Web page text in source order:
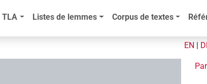
TLA Listes de lemmes Corpus de textes
EN